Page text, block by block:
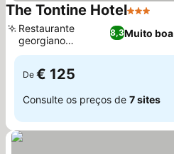
The Tontine Hotel3 Estrelas
8,3Muito boa
Restaurante
georgiano
tradicional
De € 125
Consulte os preços de 7 sites